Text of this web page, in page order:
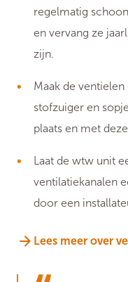
regelmatig
en vervang ze
zijn.
Maak de
stofzuiger en
plaats en met
Laat de wtw unit
ventilatiekanalen
door een
Lees meer over